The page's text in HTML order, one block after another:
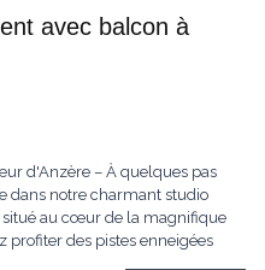
avec balcon à
d'Anzère – À quelques pas
dans notre charmant studio
au cœur de la magnifique
profiter des pistes enneigées